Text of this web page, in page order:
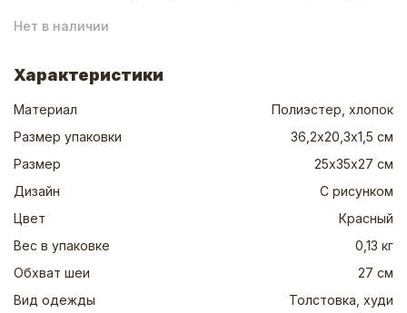
Нет в наличии
Характеристики
Материал
Полиэстер, хлопок
Размер упаковки
36,2х20,3х1,5 см
Размер
25х35х27 см
Дизайн
С рисунком
Цвет
Красный
Вес в упаковке
0,13 кг
Обхват шеи
27 см
Вид одежды
Толстовка, худи